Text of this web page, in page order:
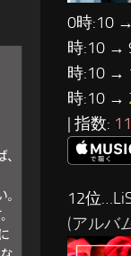
0時:10
時:10 →
時:10 →
時:10 →
| 指数:
12位
(アルバ